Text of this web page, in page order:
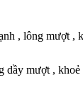
, lông mượt ,
mượt ,